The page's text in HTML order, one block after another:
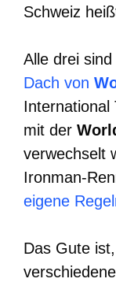
Schweiz
Alle drei sind
Dach von
International
mit der
verwechselt
Ironman-
eigene
Das Gute